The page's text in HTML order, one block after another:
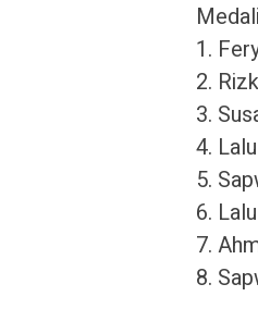
1.
2.
3.
4.
5.
6.
7.
8.